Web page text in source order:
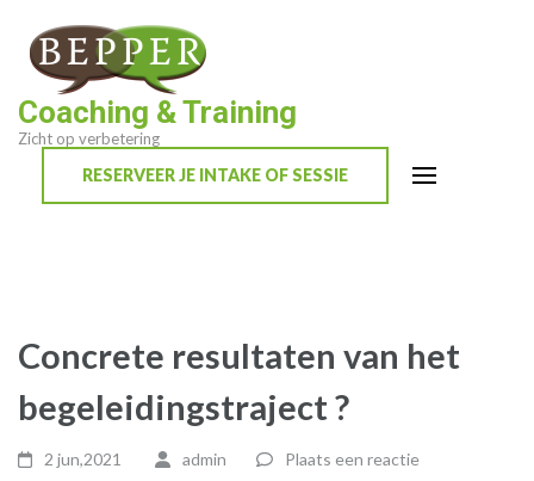
naar
inhoud
(Druk
enter)
Coaching & Training
Zicht op verbetering
RESERVEER JE INTAKE OF SESSIE
Concrete resultaten van het
begeleidingstraject ?
2 jun,2021 admin Plaats een reactie